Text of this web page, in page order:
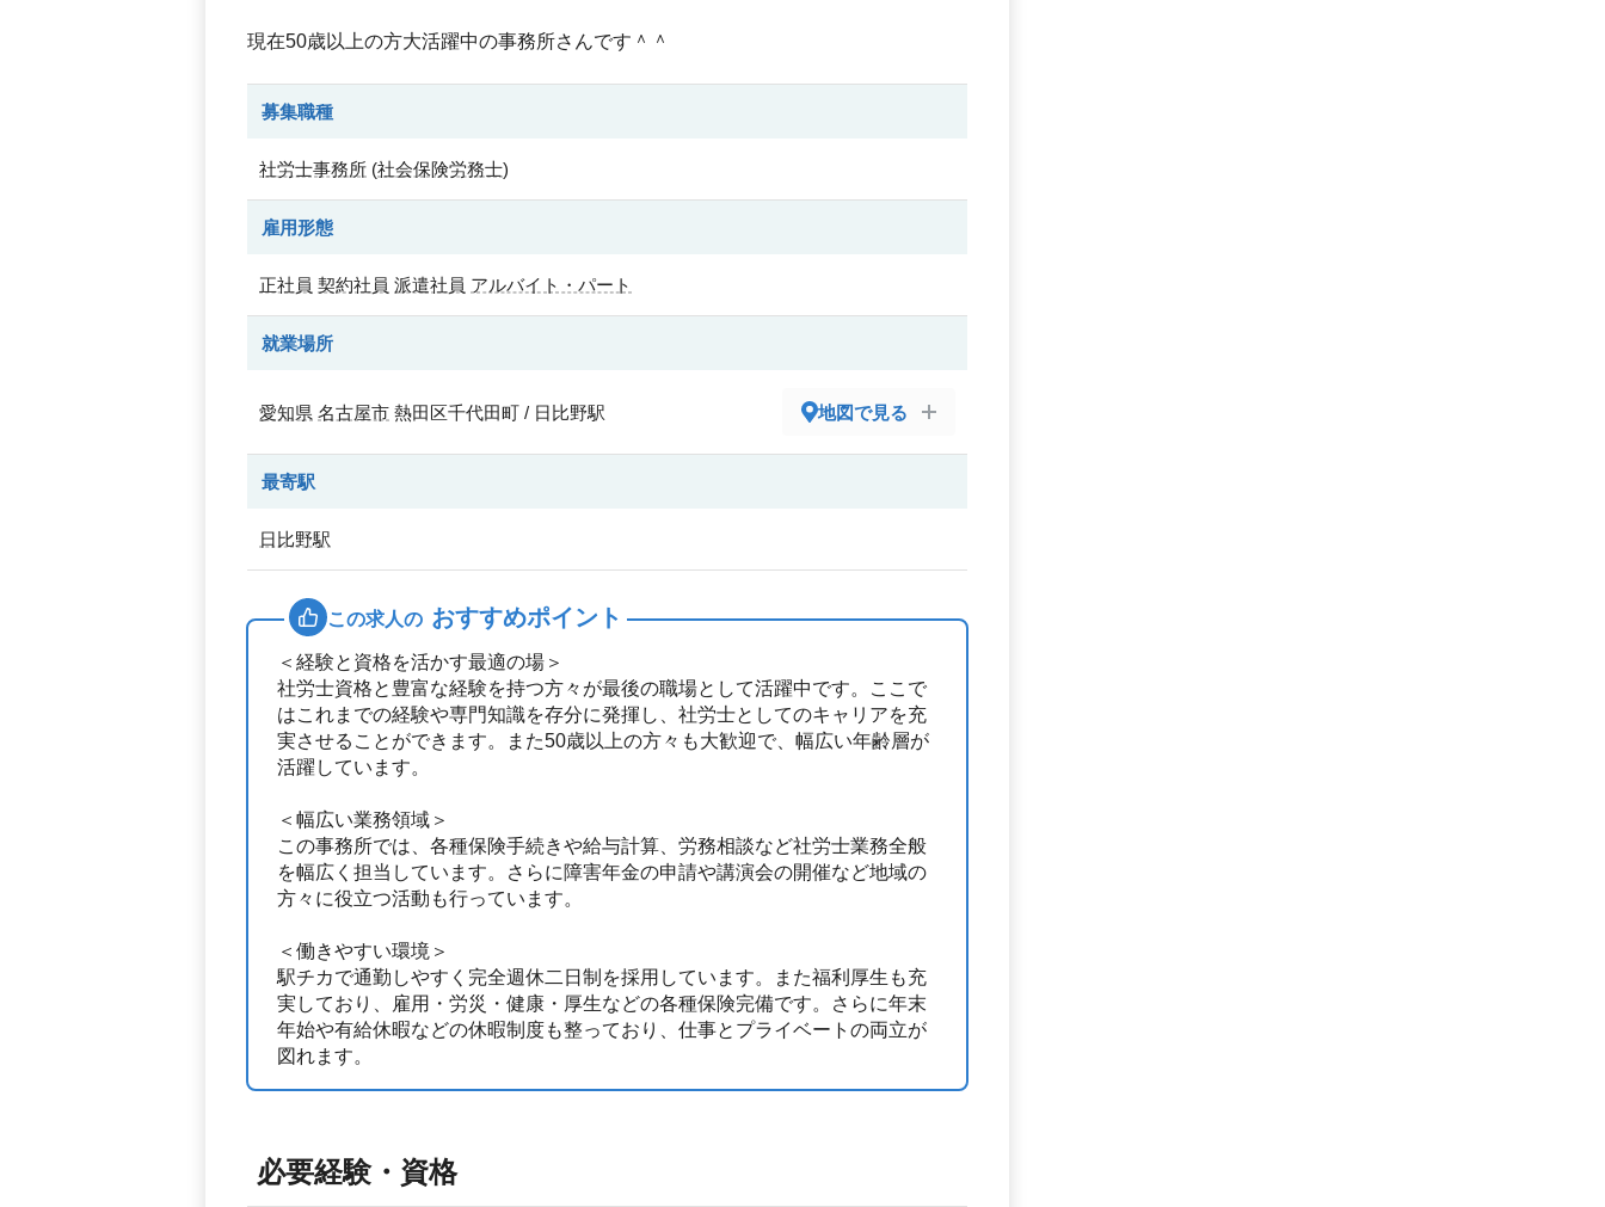
現在50歳以上の方大活躍中の事務所さんです＾＾
募集職種
社労士事務所 (社会保険労務士)
雇用形態
正社員 契約社員 派遣社員 アルバイト・パート
就業場所
愛知県 名古屋市 熱田区千代田町 / 日比野駅 地図で見る
最寄駅
日比野駅
この求人の おすすめポイント
＜経験と資格を活かす最適の場＞
社労士資格と豊富な経験を持つ方々が最後の職場として活躍中です。ここで
はこれまでの経験や専門知識を存分に発揮し、社労士としてのキャリアを充
実させることができます。また50歳以上の方々も大歓迎で、幅広い年齢層が
活躍しています。
＜幅広い業務領域＞
この事務所では、各種保険手続きや給与計算、労務相談など社労士業務全般
を幅広く担当しています。さらに障害年金の申請や講演会の開催など地域の
方々に役立つ活動も行っています。
＜働きやすい環境＞
駅チカで通勤しやすく完全週休二日制を採用しています。また福利厚生も充
実しており、雇用・労災・健康・厚生などの各種保険完備です。さらに年末
年始や有給休暇などの休暇制度も整っており、仕事とプライベートの両立が
図れます。
必要経験・資格